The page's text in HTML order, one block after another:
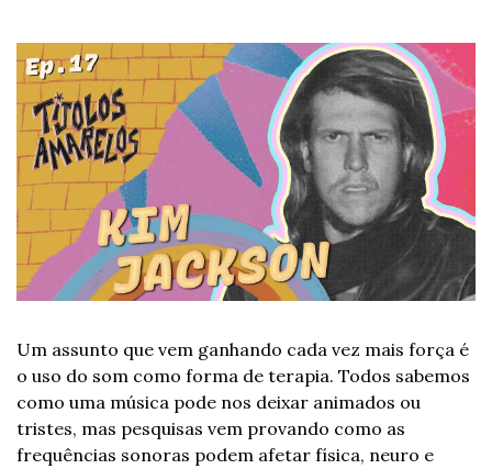
Um assunto que vem ganhando cada vez mais força é
o uso do som como forma de terapia. Todos sabemos
como uma música pode nos deixar animados ou
tristes, mas pesquisas vem provando como as
frequências sonoras podem afetar física, neuro e